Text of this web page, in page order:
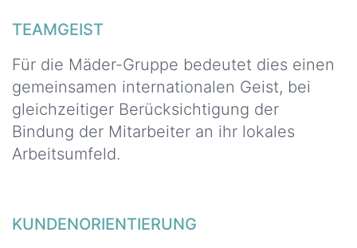
TEAMGEIST
Für die Mäder-Gruppe bedeutet dies einen
gemeinsamen internationalen Geist, bei
gleichzeitiger Berücksichtigung der
Bindung der Mitarbeiter an ihr lokales
Arbeitsumfeld.
KUNDENORIENTIERUNG